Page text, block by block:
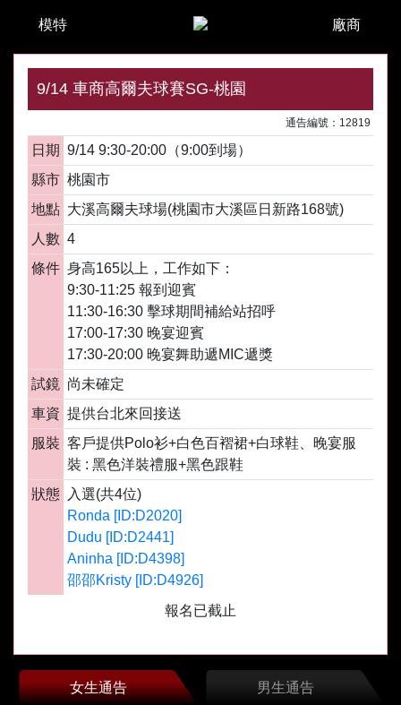
模特 廠商
女生通告 男生通告
9/14 車商高爾夫球賽SG-桃園
通告編號：12819
日期 9/14 9:30-20:00（9:00到場）
縣市 桃園市
地點 大溪高爾夫球場(桃園市大溪區日新路168號)
人數 4
條件 身高165以上，工作如下：
9:30-11:25 報到迎賓
11:30-16:30 擊球期間補給站招呼
17:00-17:30 晚宴迎賓
17:30-20:00 晚宴舞助遞MIC遞獎
試鏡 尚未確定
車資 提供台北來回接送
服裝 客戶提供Polo衫+白色百褶裙+白球鞋、晚宴服
裝 : 黑色洋裝禮服+黑色跟鞋
狀態
入選(共4位)
Ronda [ID:D2020]
Dudu [ID:D2441]
Aninha [ID:D4398]
邵邵Kristy [ID:D4926]
報名已截止